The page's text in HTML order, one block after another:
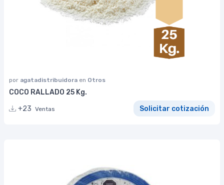
por agatadistribuidora en Otros
COCO RALLADO 25 Kg.
+23 Ventas Solicitar cotización